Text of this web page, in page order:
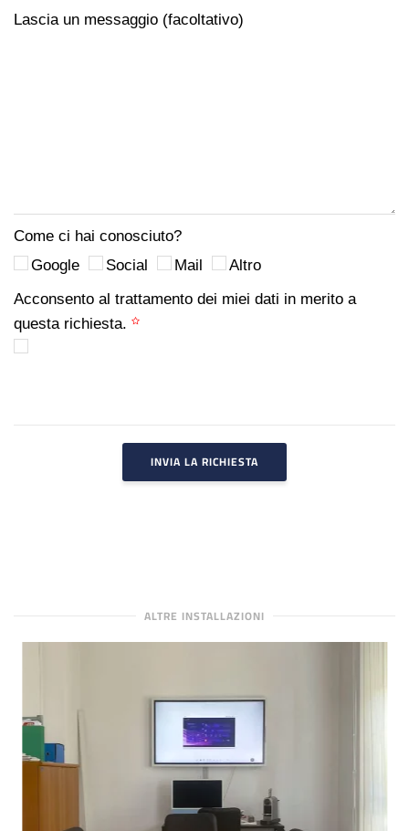
Lascia un messaggio (facoltativo)
Come ci hai conosciuto?
Google
Social Mail
Altro
Acconsento al trattamento dei miei dati in merito a
questa richiesta.
INVIA LA RICHIESTA
ALTRE INSTALLAZIONI